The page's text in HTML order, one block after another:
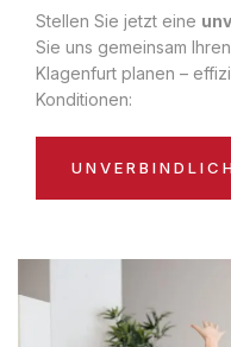
Stellen Sie jetzt eine
Sie uns gemeinsam
Klagenfurt planen –
Konditionen: